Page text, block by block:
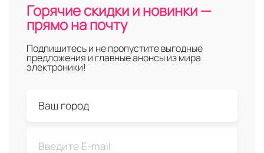
Горячие скидки и новинки —
прямо на почту
Подпишитесь и не пропустите выгодные
предложения и главные анонсы из мира
электроники!